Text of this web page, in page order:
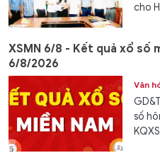
cho
XSMN 6/8 - Kết quả xổ số
6/8/2026
Văn
số